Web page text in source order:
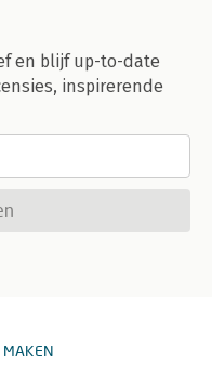
en blijf up-to-date
inspirerende
MAKEN